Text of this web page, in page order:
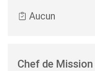
Aucun
Chef de